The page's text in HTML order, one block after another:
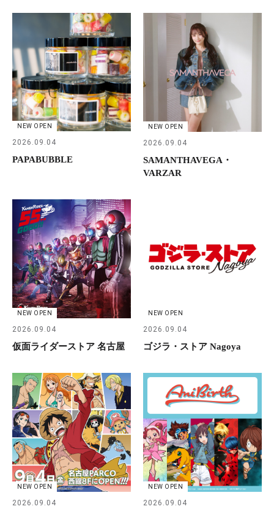
NEW OPEN
2026.09.04
PAPABUBBLE
NEW OPEN
2026.09.04
SAMANTHAVEGA・
VARZAR
NEW OPEN
2026.09.04
仮面ライダーストア 名古屋
NEW OPEN
2026.09.04
ゴジラ・ストア Nagoya
NEW OPEN
2026.09.04
NEW OPEN
2026.09.04